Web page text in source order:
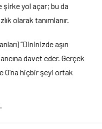
şirke yol açar; bu da
olarak tanımlanır.
“Dininizde aşırı
davet eder. Gerçek
O’na hiçbir şeyi ortak